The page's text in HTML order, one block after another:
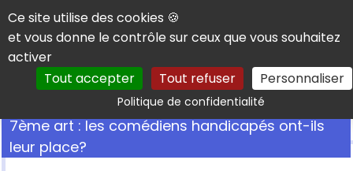
Panneau de gestion des cookies
Ce site utilise des cookies 🍪
et vous donne le contrôle sur ceux que vous souhaitez
activer
Tout accepter
Tout refuser Personnaliser
Politique de confidentialitéRechercher
7ème art : les comédiens handicapés ont-ils
leur place?